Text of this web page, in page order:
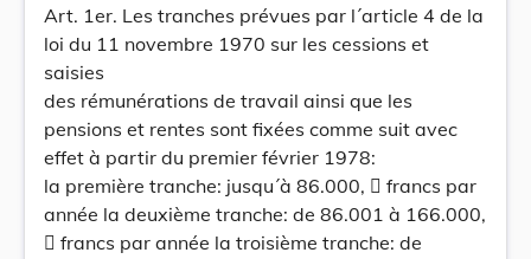
Art. 1er. Les tranches prévues par l´article 4 de la
loi du 11 novembre 1970 sur les cessions et
saisies
des rémunérations de travail ainsi que les
pensions et rentes sont fixées comme suit avec
effet à partir du premier février 1978:
la première tranche: jusqu´à 86.000,  francs par
année la deuxième tranche: de 86.001 à 166.000,
 francs par année la troisième tranche: de